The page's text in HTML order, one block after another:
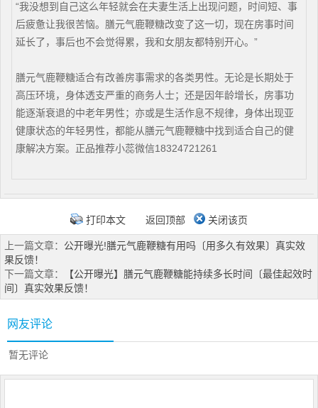
“我没想到自己这么年轻就会在夫妻生活上出现问题，时间短、事
后疲惫让我很苦恼。膳元气鹿鞭糖改变了这一切，现在房事时间
延长了，事后也不会觉得累，我和女朋友都特别开心。”
膳元气鹿鞭糖适合有改善房事需求的各类男性。无论是长期处于
高压环境，身体透支严重的商务人士；还是因年龄增长，房事功
能逐渐衰退的中老年男性；亦或是生活作息不规律，身体出现亚
健康状态的年轻男性，都能从膳元气鹿鞭糖中找到适合自己的健
康解决方案。正品推荐小蕊微信18324721261
打印本文 返回顶部 关闭该页
上一篇文章： 公开曝光!膳元气鹿鞭糖有用吗〔用多久有效果〕真实效
果反馈！
下一篇文章：
【公开曝光】膳元气鹿鞭糖能持续多长时间〔‌最佳起效时
间〕真实效果反馈！
网友评论
暂无评论